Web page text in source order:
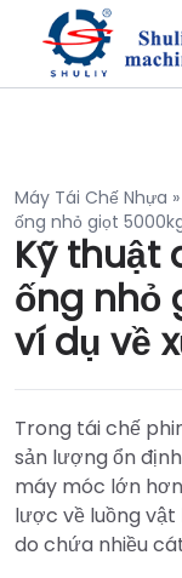
Máy Tái Chế Nhựa »
ống nhỏ giọt
Kỹ thuật
ống nhỏ
ví dụ về
Trong tái chế
sản lượng ổn
máy móc lớn
lược về luồng vật
do chứa nhiều